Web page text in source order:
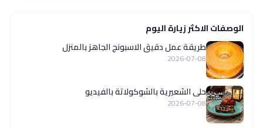
الوصفات الاكثر زيارة اليوم
طريقة عمل دقيق الاسبونج الجاهز بالمنزل
2026-07-08
حلى الشعيرية بالشوكولاتة بالفيديو
2026-07-08